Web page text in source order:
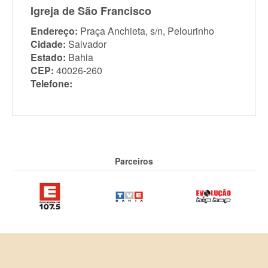
Igreja de São Francisco
Endereço: Praça Anchieta, s/n, Pelourinho
Cidade: Salvador
Estado: Bahia
CEP: 40026-260
Telefone:
Parceiros